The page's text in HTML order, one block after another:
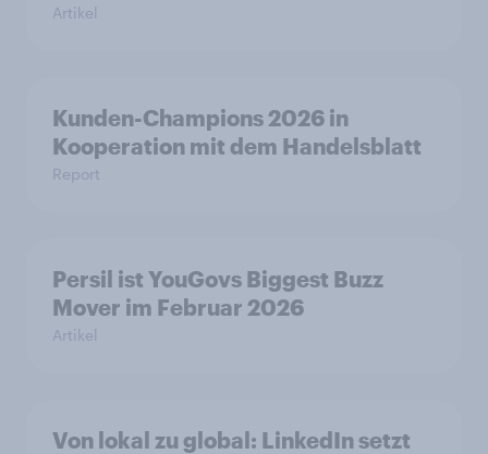
Artikel
Kunden-Champions 2026 in
Kooperation mit dem Handelsblatt
Report
Persil ist YouGovs Biggest Buzz
Mover im Februar 2026
Artikel
Von lokal zu global: LinkedIn setzt